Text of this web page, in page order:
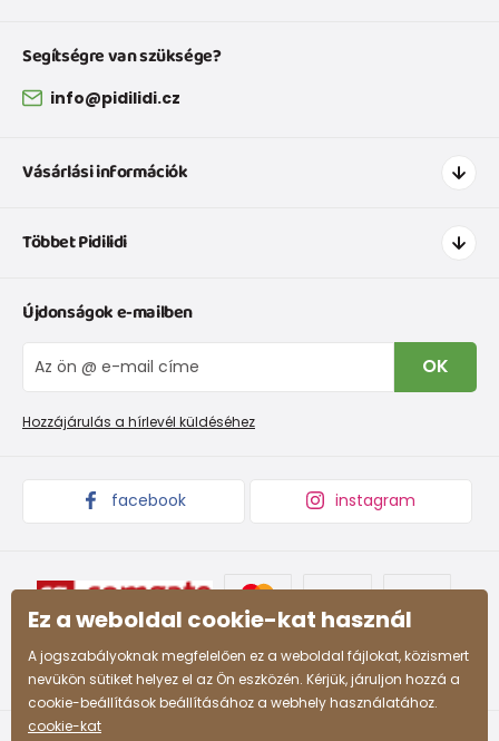
Segítségre van szüksége?
info@pidilidi.cz
Vásárlási információk
Szállítás és fizetés
Cipőmérettáblázat
IVisszaküldések és reklamációk
Panaszkezelési eljárás
Többet Pidilidi
Rólunk
Blog
Nagykereskedelem PiDiLiDi
Áruk begyűjtése
Újdonságok e-mailben
OK
Hozzájárulás a hírlevél küldéséhez
facebook instagram
Ez a weboldal cookie-kat használ
A jogszabályoknak megfelelően ez a weboldal fájlokat, közismert
nevükön sütiket helyez el az Ön eszközén. Kérjük, járuljon hozzá a
cookie-beállítások beállításához a webhely használatához.
cookie-kat